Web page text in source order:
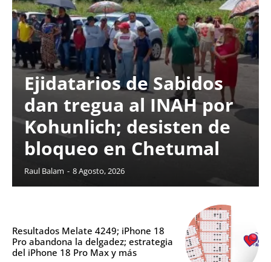
Ejidatarios de Sabidos
dan tregua al INAH por
Kohunlich; desisten de
bloqueo en Chetumal
Raul Balam - 8 Agosto, 2026
Resultados Melate 4249; iPhone 18
Pro abandona la delgadez; estrategia
del iPhone 18 Pro Max y más